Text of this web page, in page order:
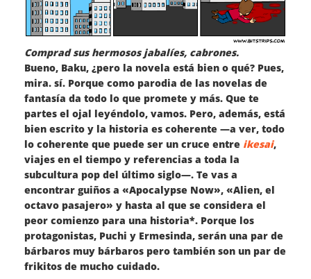
Comprad sus hermosos jabalíes, cabrones.
Bueno, Baku, ¿pero la novela está bien o qué? Pues,
mira. sí. Porque como parodia de las novelas de
fantasía da todo lo que promete y más. Que te
partes el ojal leyéndolo, vamos. Pero, además, está
bien escrito y la historia es coherente —a ver, todo
lo coherente que puede ser un cruce entre ikesai,
viajes en el tiempo y referencias a toda la
subcultura pop del último siglo—. Te vas a
encontrar guiños a «Apocalypse Now», «Alien, el
octavo pasajero» y hasta al que se considera el
peor comienzo para una historia*. Porque los
protagonistas, Puchi y Ermesinda, serán una par de
bárbaros muy bárbaros pero también son un par de
frikitos de mucho cuidado.